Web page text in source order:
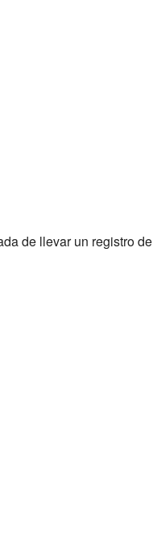
de llevar un registro de